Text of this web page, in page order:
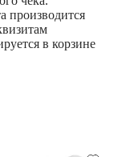
производится
в корзине